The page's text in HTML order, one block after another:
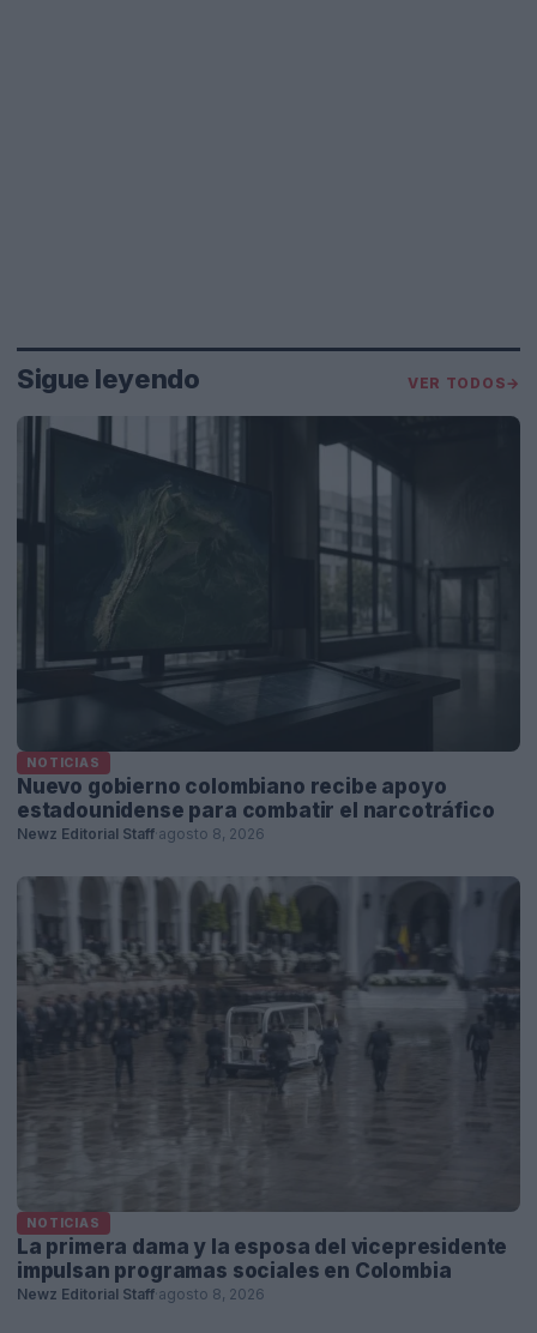
Sigue leyendo VER TODOS→
NOTICIAS
Nuevo gobierno colombiano recibe apoyo
estadounidense para combatir el narcotráfico
Newz Editorial Staff agosto 8, 2026
NOTICIAS
La primera dama y la esposa del vicepresidente
impulsan programas sociales en Colombia
Newz Editorial Staff agosto 8, 2026